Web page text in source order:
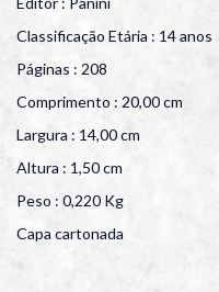
Classificação Etária : 14 anos
Páginas : 208
Comprimento : 20,00 cm
Largura : 14,00 cm
Altura : 1,50 cm
Peso : 0,220 Kg
Capa cartonada